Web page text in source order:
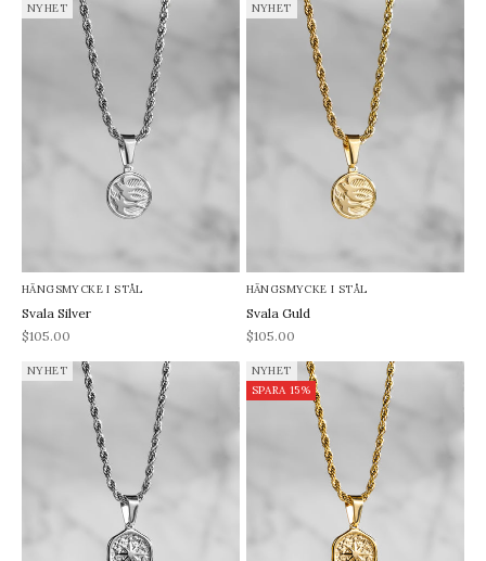
NYHET
HÄNGSMYCKE I STÅL
Svala Silver
REA-pris
$105.00
NYHET
HÄNGSMYCKE I STÅL
Svala Guld
REA-pris
$105.00
NYHET
NYHET
SPARA 15%